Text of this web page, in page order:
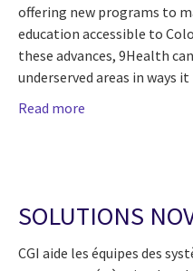
offering new programs to
education accessible to
these advances, 9Health
underserved areas in ways
Read more
SOLUTIONS
CGI aide les équipes des